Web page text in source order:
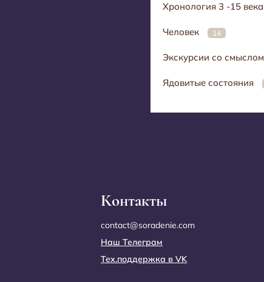
Хронология 3 -15 века
Человек 14
Экскурсии со смыслом
Ядовитые состояния
Контакты
contact@soradenie.com
Наш Телеграм
Тех.поддержка в VK